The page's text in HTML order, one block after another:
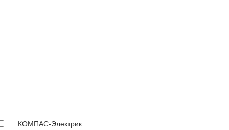
КОМПАС-Электрик